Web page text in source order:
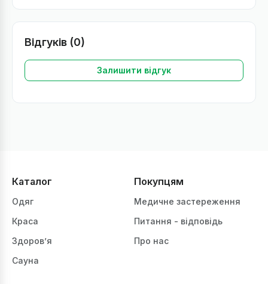
Відгуків (0)
Залишити відгук
Каталог
Одяг
Краса
Здоров’я
Сауна
Покупцям
Медичне застереження
Питання - відповідь
Про нас